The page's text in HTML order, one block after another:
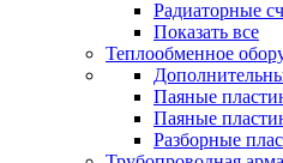
Радиаторные
Показать все
Теплообменное
Паяные
Паяные
Разборные